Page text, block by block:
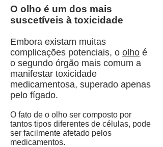
O olho é um dos mais
suscetíveis à toxicidade
Embora existam muitas
complicações potenciais, o olho é
o segundo órgão mais comum a
manifestar toxicidade
medicamentosa, superado apenas
pelo fígado.
O fato de o olho ser composto por
tantos tipos diferentes de células, pode
ser facilmente afetado pelos
medicamentos.